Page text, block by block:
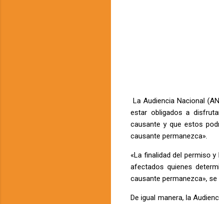
La Audiencia Nacional
estar obligados a
causante y que estos
causante permanezca».
«La finalidad del permiso
afectados quienes
causante permanezca», se
De igual manera, la